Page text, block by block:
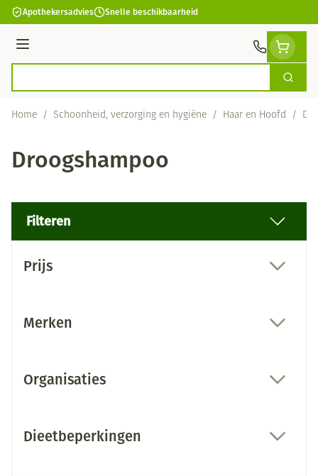
Ga naar de inhoud
Apothekersadvies Snelle beschikbaarheid
Menu
Zoek
Home / Schoonheid, verzorging en hygiëne / Haar en Hoofd /
Droogshampoo
Filteren
Prijs
Merken
Organisaties
Dieetbeperkingen